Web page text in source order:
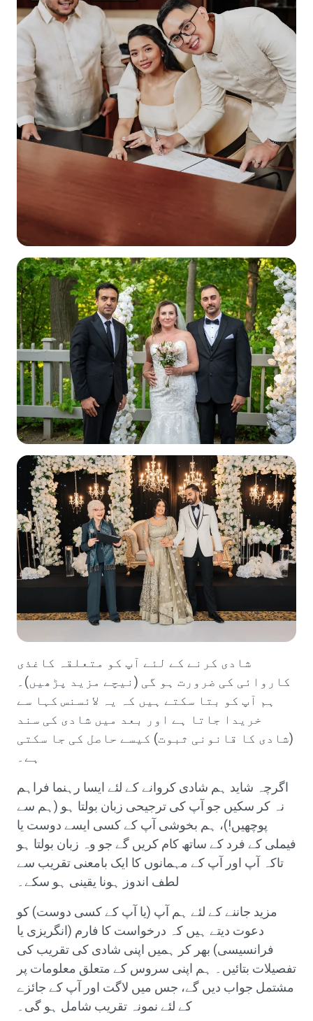
شادی کرنے کے لئے آپ کو متعلقہ کاغذی
کاروائی کی ضرورت ہو گی (نیچے مزید پڑھیں)۔
ہم آپ کو بتا سکتے ہیں کہ یہ لائسنس کہا سے
خریدا جاتا ہے اور بعد میں شادی کی سند
(شادی کا قانونی ثبوت) کیسے حاصل کی جا سکتی
ہے۔
اگرچہ شاید ہم شادی کروانے کے لئے ایسا رہنما فراہم
نہ کر سکیں جو آپ کی ترجیحی زبان بولتا ہو (ہم سے
پوچھیں!)، ہم بخوشی آپ کے کسی ایسے دوست یا
فیملی کے فرد کے ساتھ کام کریں گے جو وہ زبان بولتا ہو
تاکہ آپ اور آپ کے مہمانوں کا ایک بامعنی تقریب سے
لطف اندوز ہونا یقینی ہو سکے۔
مزید جاننے کے لئے ہم آپ (یا آپ کے کسی دوست) کو
دعوت دیتے ہیں کہ درخواست کا فارم (انگریزی یا
فرانسیسی) بھر کر ہمیں اپنی شادی کی تقریب کی
تفصیلات بتائیں۔ ہم اپنی سروس کے متعلق معلومات پر
مشتمل جواب دیں گے، جس میں لاگت اور آپ کے جائزے
کے لئے نمونہ تقریب شامل ہو گی۔